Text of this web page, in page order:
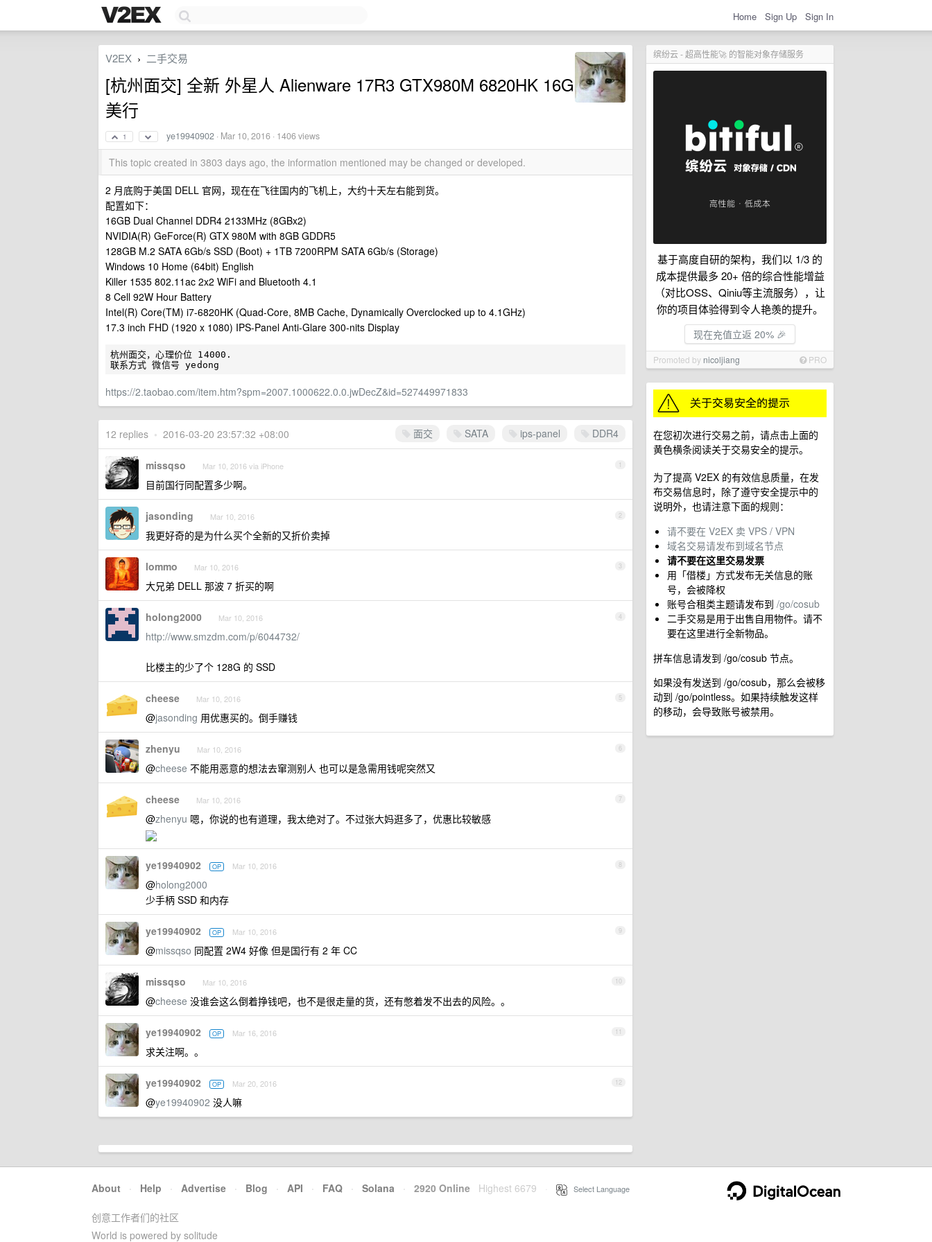
Home Sign Up Sign In
缤纷云 - 超高性能🚀 的智能对象存储服务
基于高度自研的架构，我们以 1/3 的
成本提供最多 20+ 倍的综合性能增益
（对比OSS、Qiniu等主流服务），让
你的项目体验得到令人艳羡的提升。
现在充值立返 20% 🎉
Promoted by nicoljiang PRO
在您初次进行交易之前，请点击上面的
黄色横条阅读关于交易安全的提示。
为了提高 V2EX 的有效信息质量，在发
布交易信息时，除了遵守安全提示中的
说明外，也请注意下面的规则：
请不要在 V2EX 卖 VPS / VPN
域名交易请发布到域名节点
请不要在这里交易发票
用「借楼」方式发布无关信息的账
号，会被降权
账号合租类主题请发布到 /go/cosub
二手交易是用于出售自用物件。请不
要在这里进行全新物品。
拼车信息请发到 /go/cosub 节点。
如果没有发送到 /go/cosub，那么会被移
动到 /go/pointless。如果持续触发这样
的移动，会导致账号被禁用。
V2EX › 二手交易
[杭州面交] 全新 外星人 Alienware 17R3 GTX980M 6820HK 16G
美行
1 ye19940902 · Mar 10, 2016 · 1406 views
This topic created in 3803 days ago, the information mentioned may be changed or developed.
2 月底购于美国 DELL 官网，现在在飞往国内的飞机上，大约十天左右能到货。
配置如下：
16GB Dual Channel DDR4 2133MHz (8GBx2)
NVIDIA(R) GeForce(R) GTX 980M with 8GB GDDR5
128GB M.2 SATA 6Gb/s SSD (Boot) + 1TB 7200RPM SATA 6Gb/s (Storage)
Windows 10 Home (64bit) English
Killer 1535 802.11ac 2x2 WiFi and Bluetooth 4.1
8 Cell 92W Hour Battery
Intel(R) Core(TM) i7-6820HK (Quad-Core, 8MB Cache, Dynamically Overclocked up to 4.1GHz)
17.3 inch FHD (1920 x 1080) IPS-Panel Anti-Glare 300-nits Display
杭州面交，心理价位 14000.
https://2.taobao.com/item.htm?spm=2007.1000622.0.0.jwDecZ&id=527449971833
面交 SATA ips-panel DDR4
12 replies • 2016-03-20 23:57:32 +08:00
1
missqso Mar 10, 2016 via iPhone
目前国行同配置多少啊。
2
jasonding Mar 10, 2016
我更好奇的是为什么买个全新的又折价卖掉
3
lommo Mar 10, 2016
大兄弟 DELL 那波 7 折买的啊
4
holong2000 Mar 10, 2016
http://www.smzdm.com/p/6044732/
比楼主的少了个 128G 的 SSD
5
cheese Mar 10, 2016
@jasonding 用优惠买的。倒手赚钱
6
zhenyu Mar 10, 2016
@cheese 不能用恶意的想法去窜测别人 也可以是急需用钱呢突然又
7
cheese Mar 10, 2016
@zhenyu 嗯，你说的也有道理，我太绝对了。不过张大妈逛多了，优惠比较敏感
8
ye19940902 OP Mar 10, 2016
@holong2000
少手柄 SSD 和内存
9
ye19940902 OP Mar 10, 2016
@missqso 同配置 2W4 好像 但是国行有 2 年 CC
10
missqso Mar 10, 2016
@cheese 没谁会这么倒着挣钱吧，也不是很走量的货，还有憋着发不出去的风险。。
11
ye19940902 OP Mar 16, 2016
求关注啊。。
12
ye19940902 OP Mar 20, 2016
@ye19940902 没人嘛
About · Help · Advertise · Blog · API · FAQ · Solana · 2920 Online Highest 6679 Select Language
创意工作者们的社区
World is powered by solitude